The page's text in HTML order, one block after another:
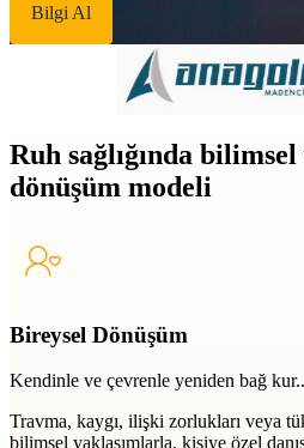
Bilgi Al
Ruh sağlığında
dönüşüm modeli
Bireysel Dönüşüm
Kendinle ve çevrenle yeniden bağ kur..
Travma, kaygı, ilişki zorlukları veya
bilimsel yaklaşımlarla, kişiye özel